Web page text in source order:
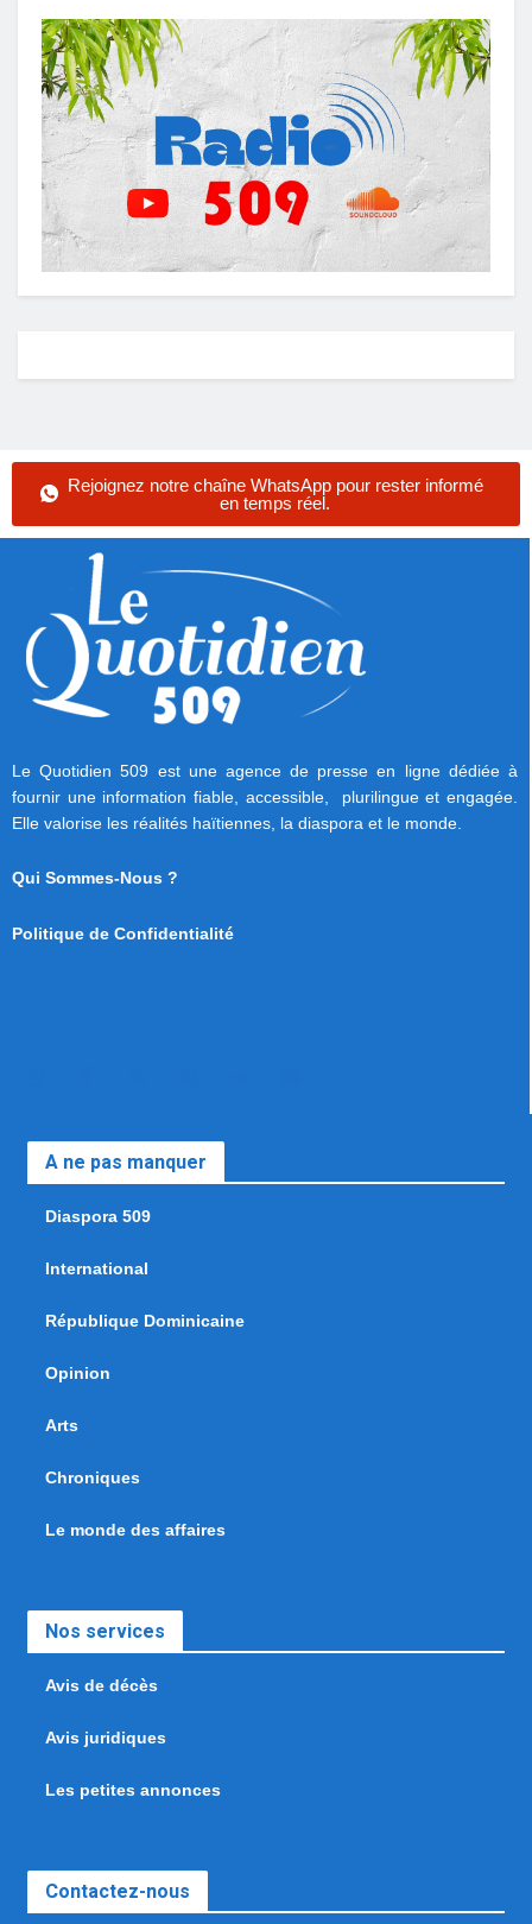
Rejoignez notre chaîne WhatsApp pour rester informé
en temps réel.
Le Quotidien 509 est une agence de presse en ligne dédiée à
fournir une information fiable, accessible, plurilingue et engagée.
Elle valorise les réalités haïtiennes, la diaspora et le monde.
Qui Sommes-Nous ?
Politique de Confidentialité
A ne pas manquer
Diaspora 509
International
République Dominicaine
Opinion
Arts
Chroniques
Le monde des affaires
Nos services
Avis de décès
Avis juridiques
Les petites annonces
Contactez-nous